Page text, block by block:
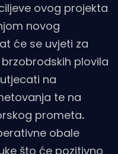
ovog projekta
novog
će se uvjeti za
plovila
na
te na
prometa.
obale
što će pozitivno